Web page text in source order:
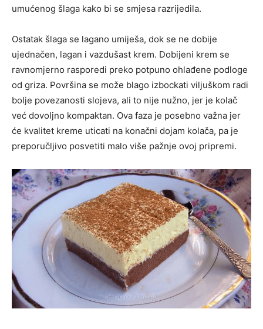
umućenog šlaga kako bi se smjesa razrijedila.
Ostatak šlaga se lagano umiješa, dok se ne dobije
ujednačen, lagan i vazdušast krem. Dobijeni krem se
ravnomjerno rasporedi preko potpuno ohlađene podloge
od griza. Površina se može blago izbockati viljuškom radi
bolje povezanosti slojeva, ali to nije nužno, jer je kolač
već dovoljno kompaktan. Ova faza je posebno važna jer
će kvalitet kreme uticati na konačni dojam kolača, pa je
preporučljivo posvetiti malo više pažnje ovoj pripremi.